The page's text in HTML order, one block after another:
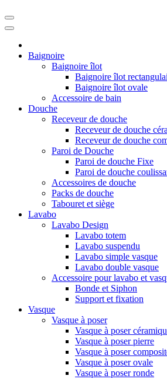
Baignoire
Baignoire îlot
Baignoire îlot
Baignoire îlot ovale
Accessoire de bain
Douche
Receveur de douche
Receveur de douche
Receveur de douche
Paroi de Douche
Paroi de douche Fixe
Paroi de douche
Accessoires de douche
Packs de douche
Tabouret et siège
Lavabo
Lavabo Design
Lavabo totem
Lavabo suspendu
Lavabo simple vasque
Lavabo double vasque
Accessoire pour lavabo et
Bonde et Siphon
Support et fixation
Vasque
Vasque à poser
Vasque à poser
Vasque à poser pierre
Vasque à poser
Vasque à poser ovale
Vasque à poser ronde